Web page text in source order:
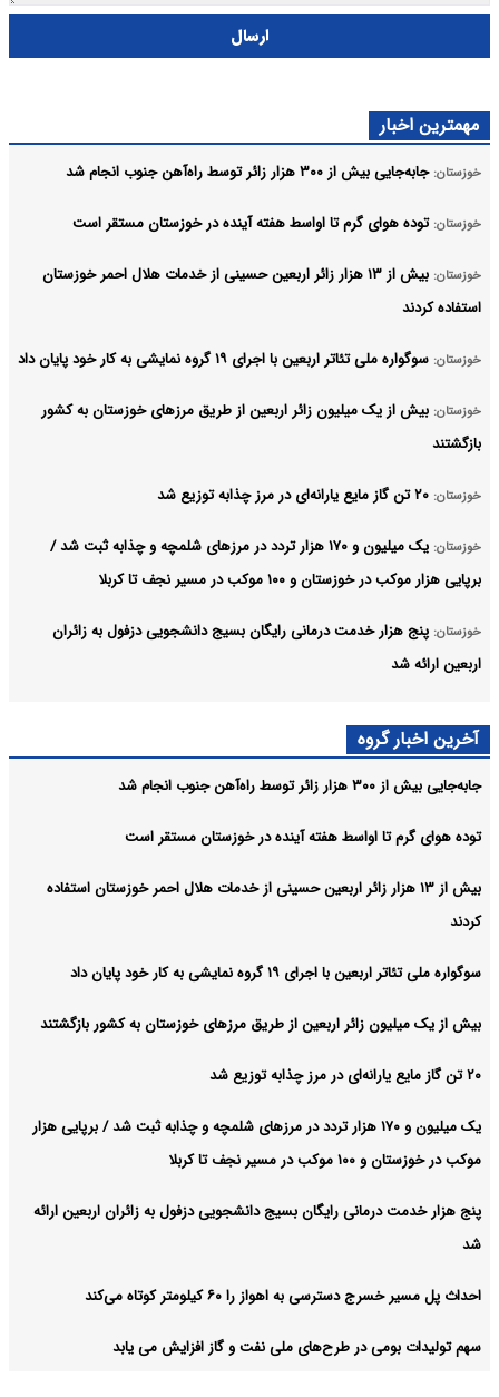
ارسال
مهمترین اخبار
خوزستان: جابه‌جایی بیش از ۳۰۰ هزار زائر توسط راه‌آهن جنوب انجام شد
خوزستان: توده هوای گرم تا اواسط هفته آینده در خوزستان مستقر است
خوزستان:
بیش از ۱۳ هزار زائر اربعین حسینی از خدمات هلال احمر خوزستان
استفاده کردند
خوزستان: سوگواره ملی تئاتر اربعین با اجرای ۱۹ گروه نمایشی به کار خود پایان داد
خوزستان: بیش از یک میلیون زائر اربعین از طریق مرزهای خوزستان به کشور
بازگشتند
خوزستان: ۲۰ تن گاز مایع یارانه‌ای در مرز چذابه توزیع شد
خوزستان:
یک میلیون و ۱۷۰ هزار تردد در مرزهای شلمچه و چذابه ثبت شد /
برپایی هزار موکب در خوزستان و ۱۰۰ موکب در مسیر نجف تا کربلا
خوزستان: پنج هزار خدمت درمانی رایگان بسیج دانشجویی دزفول به زائران
اربعین ارائه شد
آخرین اخبار گروه
جابه‌جایی بیش از ۳۰۰ هزار زائر توسط راه‌آهن جنوب انجام شد
توده هوای گرم تا اواسط هفته آینده در خوزستان مستقر است
بیش از ۱۳ هزار زائر اربعین حسینی از خدمات هلال احمر خوزستان استفاده
کردند
سوگواره ملی تئاتر اربعین با اجرای ۱۹ گروه نمایشی به کار خود پایان داد
بیش از یک میلیون زائر اربعین از طریق مرزهای خوزستان به کشور بازگشتند
۲۰ تن گاز مایع یارانه‌ای در مرز چذابه توزیع شد
یک میلیون و ۱۷۰ هزار تردد در مرزهای شلمچه و چذابه ثبت شد / برپایی هزار
موکب در خوزستان و ۱۰۰ موکب در مسیر نجف تا کربلا
پنج هزار خدمت درمانی رایگان بسیج دانشجویی دزفول به زائران اربعین ارائه
شد
احداث پل مسیر خسرج دسترسی به اهواز را ۶۰ کیلومتر کوتاه می‌کند
سهم تولیدات بومی در طرح‌های ملی نفت و گاز افزایش می یابد